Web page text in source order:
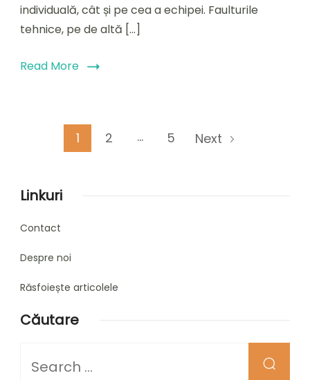
individuală, cât și pe cea a echipei. Faulturile
tehnice, pe de altă […]
Read More
Page
1 Page
2 … Page
5 Next
Linkuri
Contact
Despre noi
Răsfoiește articolele
Căutare
for